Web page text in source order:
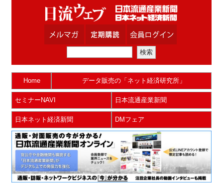
Home データ販売の「ネット経済研究所」
セミナーNAVI 日本流通産業新聞
日本ネット経済新聞 DMフェア